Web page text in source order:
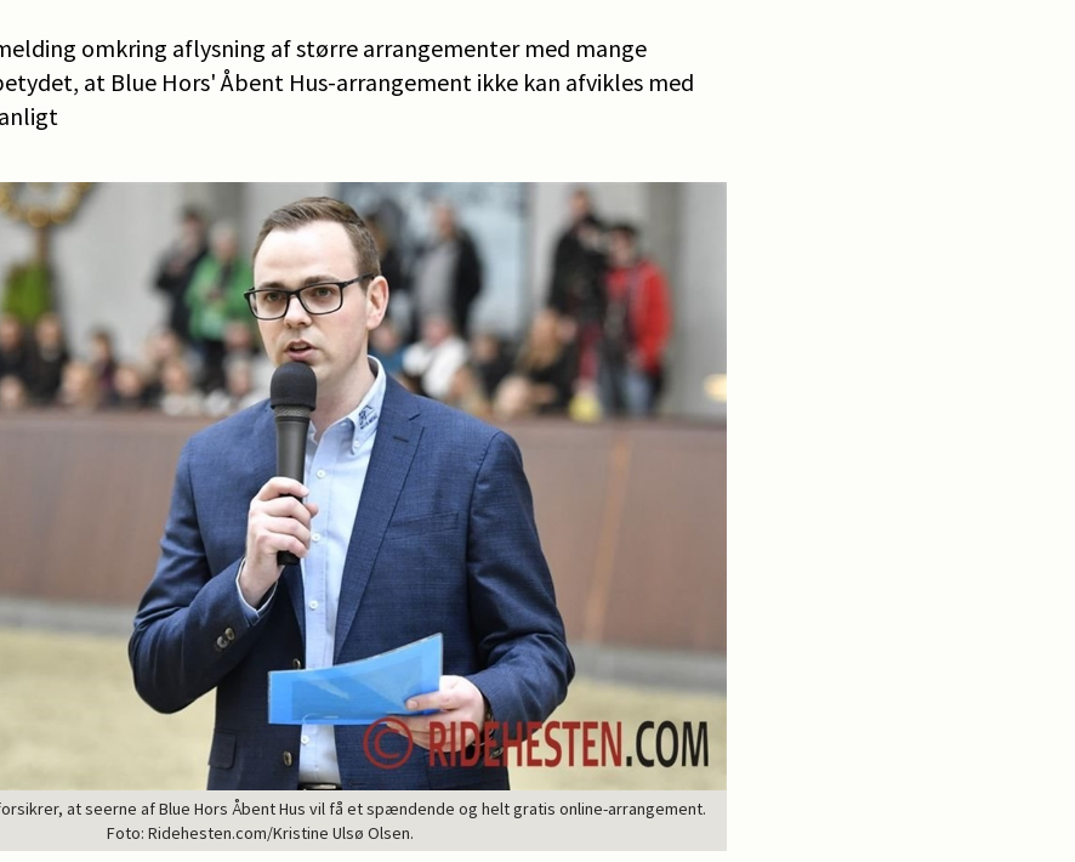
omkring aflysning af større arrangementer med mange
at Blue Hors' Åbent Hus-arrangement ikke kan afvikles med
at seerne af Blue Hors Åbent Hus vil få et spændende og helt gratis online-arrangement.
Foto: Ridehesten.com/Kristine Ulsø Olsen.